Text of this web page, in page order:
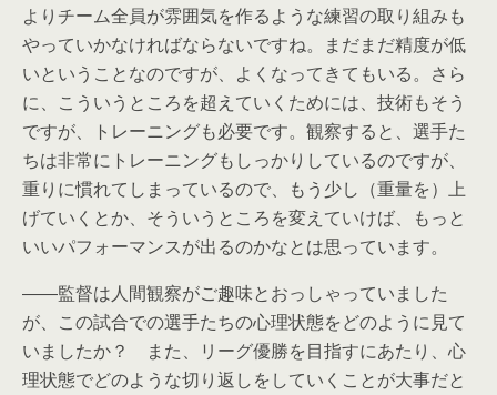
よりチーム全員が雰囲気を作るような練習の取り組みも
やっていかなければならないですね。まだまだ精度が低
いということなのですが、よくなってきてもいる。さら
に、こういうところを超えていくためには、技術もそう
ですが、トレーニングも必要です。観察すると、選手た
ちは非常にトレーニングもしっかりしているのですが、
重りに慣れてしまっているので、もう少し（重量を）上
げていくとか、そういうところを変えていけば、もっと
いいパフォーマンスが出るのかなとは思っています。
――監督は人間観察がご趣味とおっしゃっていました
が、この試合での選手たちの心理状態をどのように見て
いましたか？ また、リーグ優勝を目指すにあたり、心
理状態でどのような切り返しをしていくことが大事だと